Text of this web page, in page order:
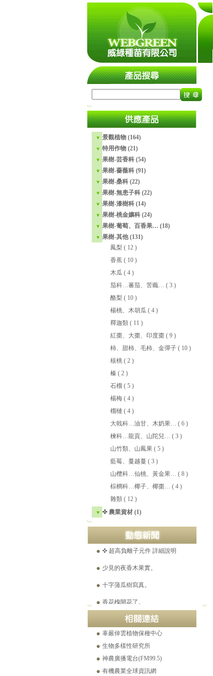
景觀植物 (164)
特用作物 (21)
果樹-芸香科 (54)
果樹-薔薇科 (91)
果樹-桑科 (22)
果樹-無患子科 (22)
果樹-漆樹科 (14)
果樹-桃金孃科 (24)
果樹-葡萄、百香果… (18)
果樹-其他 (131)
鳳梨( 12 )
香蕉( 10 )
木瓜 ( 4 )
茄科…蕃茄、苦蘵…
( 3 )
酪梨( 10 )
楊桃、木胡瓜 ( 4 )
釋迦類( 11 )
紅棗、大棗、印度棗( 9 )
柿、甜柿、毛柿、金彈子( 10 )
核桃( 2 )
榛( 2 )
石榴( 5 )
楊梅( 4 )
榴槤 ( 4 )
大戟科…油甘、木奶果…
( 6 )
楝科…龍貢、山陀兒…
( 3 )
山竹類、山鳳果( 5 )
藍莓、蔓越蔓( 3 )
山欖科…仙桃、黃金果…
( 8 )
棕櫚科…椰子、椰棗…
( 4 )
雜類( 12 )
✜ 農業資材 (1)
平地蘋果實拍。2021-07-23
☎ 工程苗木產品目錄 (Ver.16)
美國爺爺花25年，找到千種「絕跡蘋果」。
✜ 超高負離子元件 詳細說明
世界極品巨果紅花油茶特點
白花野牡丹逆轉腎病之舊刊登載。(2021-
辜嚴倬雲植物保種中心
生物多樣性研究所
神農廣播電台(FM99.5)
有機農業全球資訊網